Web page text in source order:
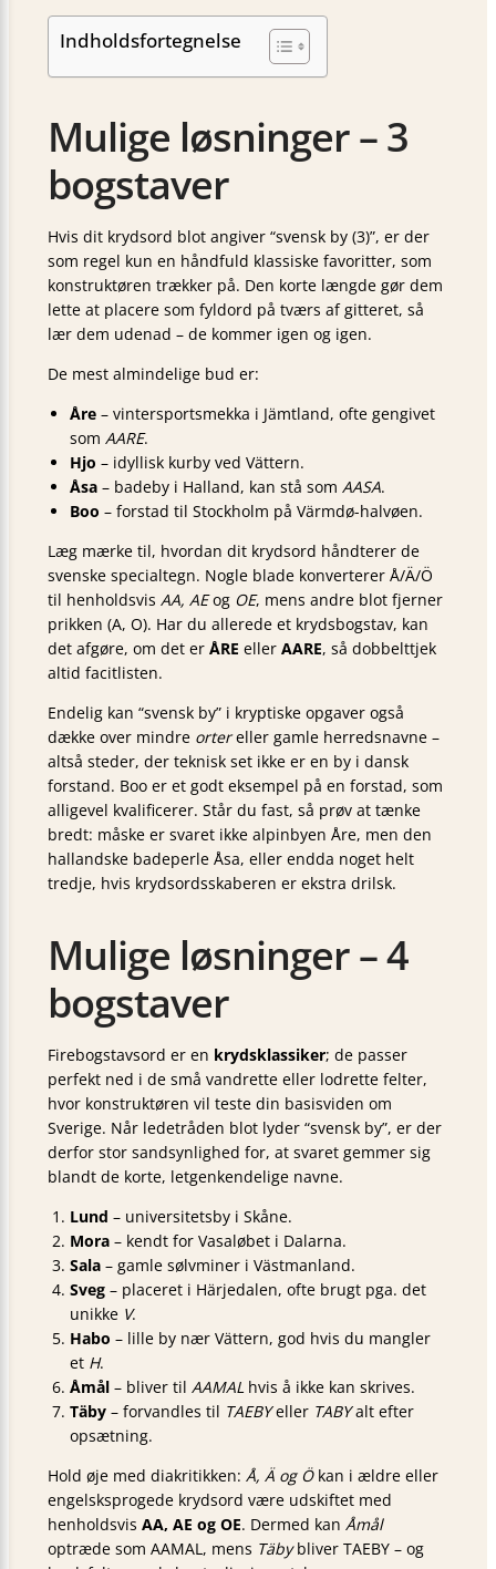
Indholdsfortegnelse
Mulige løsninger – 3
bogstaver
Hvis dit krydsord blot angiver “svensk by (3)”, er der
som regel kun en håndfuld klassiske favoritter, som
konstruktøren trækker på. Den korte længde gør dem
lette at placere som fyldord på tværs af gitteret, så
lær dem udenad – de kommer igen og igen.
De mest almindelige bud er:
Åre – vintersportsmekka i Jämtland, ofte gengivet
som AARE.
Hjo – idyllisk kurby ved Vättern.
Åsa – badeby i Halland, kan stå som AASA.
Boo – forstad til Stockholm på Värmdø-halvøen.
Læg mærke til, hvordan dit krydsord håndterer de
svenske specialtegn. Nogle blade konverterer Å/Ä/Ö
til henholdsvis AA, AEog OE, mens andre blot fjerner
prikken (A, O). Har du allerede et krydsbogstav, kan
det afgøre, om det er ÅRE eller AARE, så dobbelttjek
altid facitlisten.
Endelig kan “svensk by” i kryptiske opgaver også
dække over mindre ortereller gamle herredsnavne –
altså steder, der teknisk set ikke er en by i dansk
forstand. Boo er et godt eksempel på en forstad, som
alligevel kvalificerer. Står du fast, så prøv at tænke
bredt: måske er svaret ikke alpinbyen Åre, men den
hallandske badeperle Åsa, eller endda noget helt
tredje, hvis krydsordsskaberen er ekstra drilsk.
Mulige løsninger – 4
bogstaver
Firebogstavsord er en krydsklassiker; de passer
perfekt ned i de små vandrette eller lodrette felter,
hvor konstruktøren vil teste din basisviden om
Sverige. Når ledetråden blot lyder “svensk by”, er der
derfor stor sandsynlighed for, at svaret gemmer sig
blandt de korte, letgenkendelige navne.
Lund – universitetsby i Skåne.
Mora – kendt for Vasaløbet i Dalarna.
Sala – gamle sølvminer i Västmanland.
Sveg – placeret i Härjedalen, ofte brugt pga. det
unikke V.
Habo – lille by nær Vättern, god hvis du mangler
et H.
Åmål – bliver til AAMALhvis å ikke kan skrives.
Täby – forvandles til TAEBYeller TABYalt efter
opsætning.
Hold øje med diakritikken: Å, Ä og Ökan i ældre eller
engelsksprogede krydsord være udskiftet med
henholdsvis AA, AE og OE. Dermed kan Åmål
optræde som AAMAL, mens Täbybliver TAEBY – og